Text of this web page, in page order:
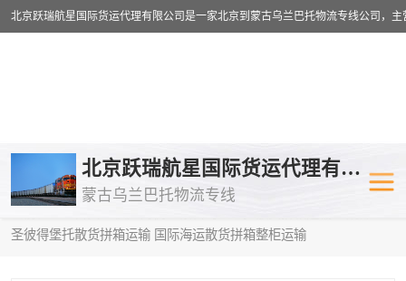
北京跃瑞航星国际货运代理有限公司
蒙古乌兰巴托物流专线
圣彼得堡托散货拼箱运输 国际海运散货拼箱整柜运输
乌兰巴托物流专线 乌兰巴托铁
乌兰巴托公路运输
中欧班列